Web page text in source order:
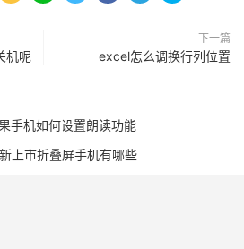
机呢
下一篇
excel怎么调换行列位置
手机如何设置朗读功能
新上市折叠屏手机有哪些